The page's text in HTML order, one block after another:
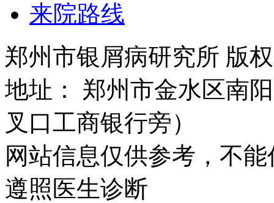
来院路线
郑州市银屑病研究所 版
地址： 郑州市金水区南
叉口工商银行旁）
网站信息仅供参考，不
遵照医生诊断